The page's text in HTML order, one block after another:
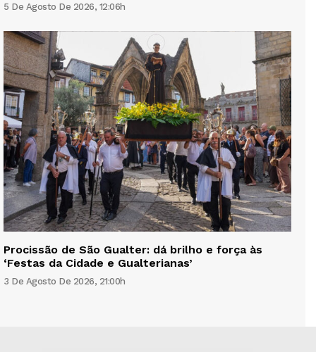
5 De Agosto De 2026, 12:06h
Procissão de São Gualter: dá brilho e força às
‘Festas da Cidade e Gualterianas’
3 De Agosto De 2026, 21:00h